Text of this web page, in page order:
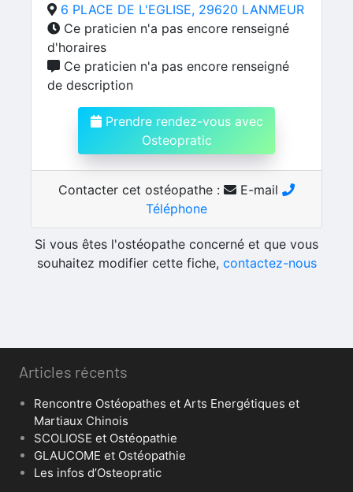
6 PLACE DE L'EGLISE, 29620 LANMEUR
Ce praticien n'a pas encore renseigné
d'horaires
Ce praticien n'a pas encore renseigné
de description
Prendre rendez-vous avec
Osteopratic
Contacter cet ostéopathe :
E-mail
Téléphone
Si vous êtes l'ostéopathe concerné et que vous
souhaitez modifier cette fiche, contactez-nous
Articles récents
Rencontre Ostéopathes et Arts Energétiques et
Martiaux Chinois
SCOLIOSE et Ostéopathie
GLAUCOME et Ostéopathie
Les infos d’Osteopratic